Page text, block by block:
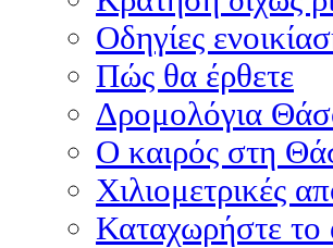
Οδηγίες
Πώς θα έρθετε
Δρομολόγια
Ο καιρός στη
Χιλιομετρικές
Καταχωρήστε το